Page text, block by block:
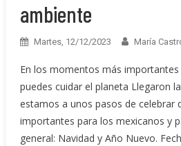
ambiente
Martes, 12/12/2023 María
En los momentos más
puedes cuidar el planeta Llegaron
estamos a unos pasos de celebrar
importantes para los mexicanos y
general: Navidad y Año Nuevo.